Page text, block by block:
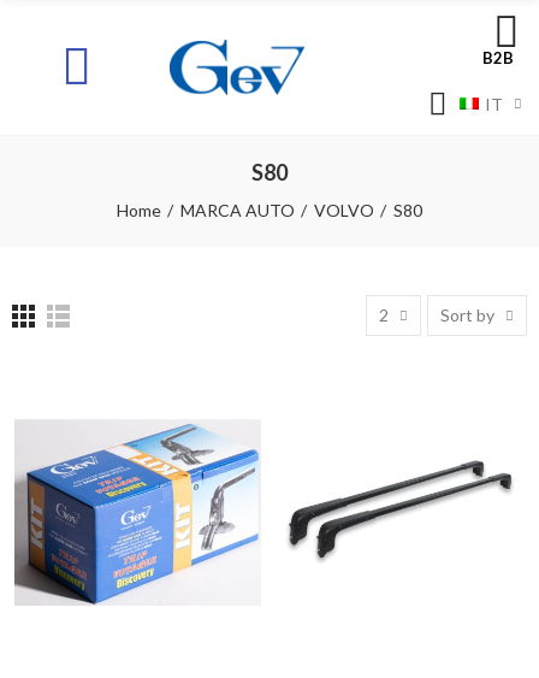
B2B
IT
S80
Home MARCA AUTO VOLVO S80
2 Sort by